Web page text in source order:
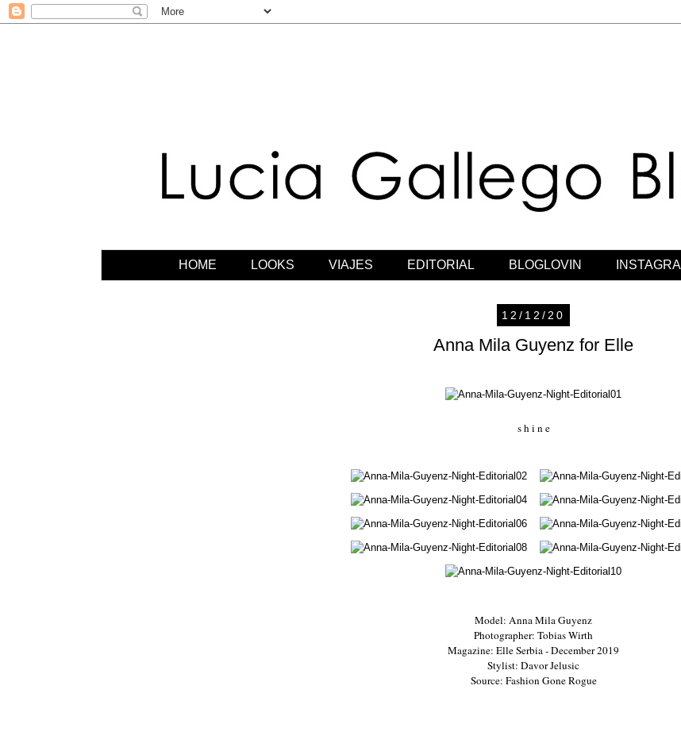
HOME LOOKS VIAJES EDITORIAL BLOGLOVIN
12/12/20
Anna Mila Guyenz for Elle
s h i n e
Model: Anna Mila Guyenz
Photographer: Tobias Wirth
Magazine: Elle Serbia - December 2019
Stylist: Davor Jelusic
Source: Fashion Gone Rogue